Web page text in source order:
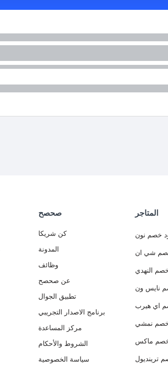
صحصح
كن شريكا
المدونة
وظائف
عن صحصح
تطبيق الجوال
برنامج الاصدار التجريبي
مركز المساعدة
الشروط والأحكام
سياسة الخصوصية
المتاجر
خصم نون
شي ان
النهدي
نايس ون
اي هيرب
نمشي
ماكس
ترينديول